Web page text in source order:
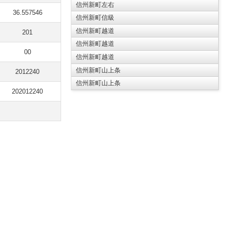
36.557546
201
00
2012240
202012240
信州新町左右
信州新町信級
信州新町越道
信州新町越道
信州新町越道
信州新町山上条
信州新町山上条